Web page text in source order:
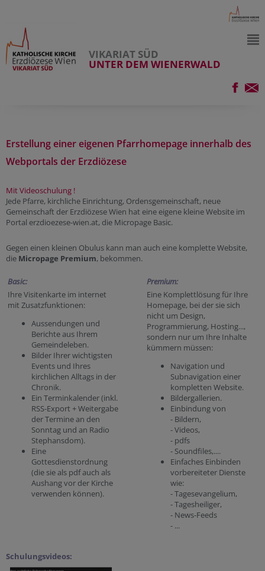
VIKARIAT SÜD
UNTER DEM WIENERWALD
Erstellung einer eigenen Pfarrhomepage innerhalb des
Webportals der Erzdiözese
Mit Videoschulung !
Jede Pfarre, kirchliche Einrichtung, Ordensgemeinschaft, neue
Gemeinschaft der Erzdiözese Wien hat eine eigene kleine Website im
Portal erzdioezese-wien.at, die Micropage Basic.
Gegen einen kleinen Obulus kann man auch eine komplette Website,
die Micropage Premium, bekommen.
Basic:
Premium:
Ihre Visitenkarte im internet
mit Zusatzfunktionen:
Aussendungen und
Berichte aus Ihrem
Gemeindeleben.
Bilder Ihrer wichtigsten
Events und Ihres
kirchlichen Alltags in der
Chronik.
Ein Terminkalender (inkl.
RSS-Export + Weitergabe
der Termine an den
Sonntag und an Radio
Stephansdom).
Eine
Gottesdienstordnung
(die sie als pdf auch als
Aushang vor der Kirche
verwenden können).
Eine Komplettlösung für Ihre
Homepage, bei der sie sich
nicht um Design,
Programmierung, Hosting...,
sondern nur um Ihre Inhalte
kümmern müssen:
Navigation und
Subnavigation einer
kompletten Website.
Bildergallerien.
Einbindung von
- Bildern,
- Videos,
- pdfs
- Soundfiles,....
Einfaches Einbinden
vorbereiteter Dienste
wie:
- Tagesevangelium,
- Tagesheiliger,
- News-Feeds
- ...
Schulungsvideos: